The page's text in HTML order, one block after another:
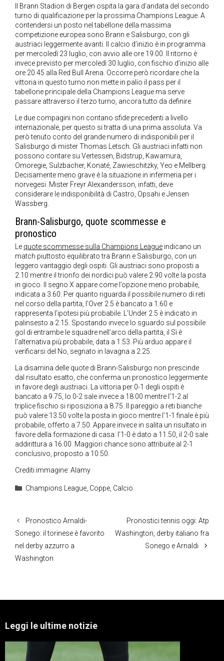
Il Brann Stadion di Bergen ospita la gara d’andata del secondo
turno di qualificazione per la prossima Champions League. A
contendersi un posto nel tabellone della massima
competizione europea sono Brann e Salisburgo, con gli
austriaci leggermente avanti. Il calcio d’inizio è in programma
per mercoledì 23 luglio, con avvio alle ore 19.00. Il ritorno è
invece previsto per mercoledì 30 luglio, con fischio d’inizio alle
ore 20.45 alla Red Bull Arena. Occorre però ricordare che la
vittoria in questo turno non mette in palio il pass per il
tabellone principale della Champions League ma serve
passare attraverso il terzo turno, ancora tutto da definire.
Le due compagini non contano sfide precedenti a livello
internazionale, per questo si tratta di una prima assoluta. Va
però tenuto conto del grande numero di indisponibili per il
Salisburgo di mister Thomas Letsch. Gli austriaci infatti non
possono contare su Vertessen, Bidstrup, Kawamura,
Omoregie, Sulzbacher, Konaté, Zawieschitzky, Yeo e Mellberg.
Decisamente meno grave è la situazione in infermeria per i
norvegesi. Mister Freyr Alexandersson, infatti, deve
considerare le indisponibilità di Castro, Opsahi e Jensen
Wassberg.
Brann-Salisburgo, quote scommesse e
pronostico
Le quote scommesse sulla Champions League indicano un
match piuttosto equilibrato tra Brann e Salisburgo, con un
leggero vantaggio degli ospiti. Gli austriaci sono proposti a
2.10 mentre il trionfo dei nordici può valere 2.90 volte la posta
in gioco. Il segno X appare come l’opzione meno probabile,
indicata a 3.60. Per quanto riguarda il possibile numero di reti
nel corso della partita, l’Over 2.5 è bancato a 1.60 e
rappresenta l’ipotesi più probabile. L’Under 2.5 è indicato in
palinsesto a 2.15. Spostando invece lo sguardo sul possibile
gol di entrambe le squadre nell’arco della partita, il Sì è
l’alternativa più probabile, data a 1.53. Più arduo appare il
verificarsi del No, segnato in lavagna a 2.25.
La disamina delle quote di Brann-Salisburgo non prescinde
dal risultato esatto, che conferma un pronostico leggermente
in favore degli austriaci. La vittoria per 0-1 degli ospiti è
bancato a 9.75, lo 0-2 sale invece a 18.00 mentre l’1-2 al
triplice fischio si riposiziona a 8.75. Il pareggio a reti bianche
può valere 13.50 volte la posta in gioco mentre l’1-1 finale è più
probabile, offerto a 7.50. Appare invece in salita un risultato in
favore della formazione di casa: l’1-0 è dato a 11.50, il 2-0 sale
addirittura a 16.00. Maggiori chance sono attribuite al 2-1
conclusivo, proposto a 10.50.
Crediti immagine: Alamy
Categorie
Champions League, Coppe, Calcio
Pronostico Arnaldi-
Sonego: il torinese è favorito
nel derby azzurro a
Washington
Pronostici tennis oggi: Atp
Washington, derby italiano fra
Sonego e Arnaldi
Leggi le ultime notizie